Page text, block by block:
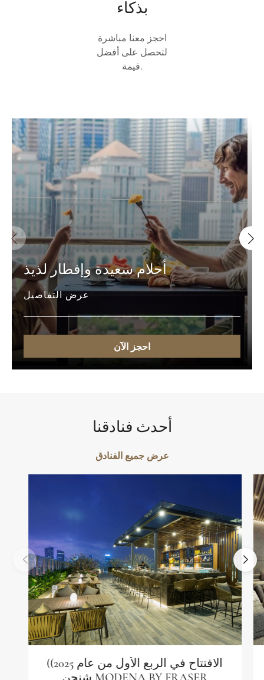
بذكاء
احجز معنا مباشرة
لتحصل على أفضل
قيمة.
أحلام سعيدة وإفطار لذيذ
عرض التفاصيل
احجز الآن
أحدث فنادقنا
عرض جميع الفنادق
(الافتتاح في الربع الأول من عام 2025)